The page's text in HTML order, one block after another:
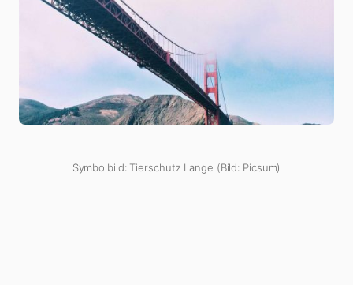
Symbolbild: Tierschutz Lange (Bild: Picsum)